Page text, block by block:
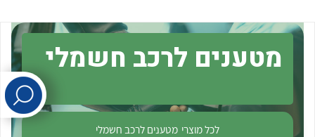
מטענים לרכב חשמלי
לכל מוצרי מטענים לרכב חשמלי